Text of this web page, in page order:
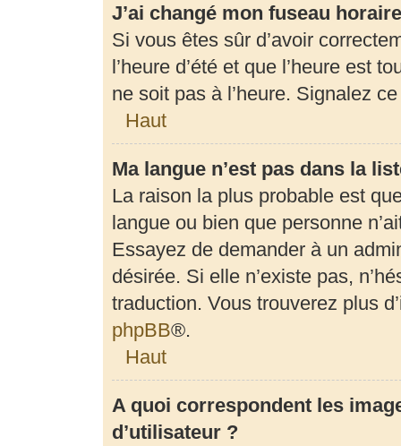
J’ai changé mon fuseau
Si vous êtes sûr d’avoir
l’heure d’été et que l’heure est
ne soit pas à l’heure. Signalez
Haut
Ma langue n’est pas dans la
La raison la plus probable est
langue ou bien que personne
Essayez de demander à un
désirée. Si elle n’existe pas,
traduction. Vous trouverez plus
phpBB®.
Haut
A quoi correspondent les
d’utilisateur ?